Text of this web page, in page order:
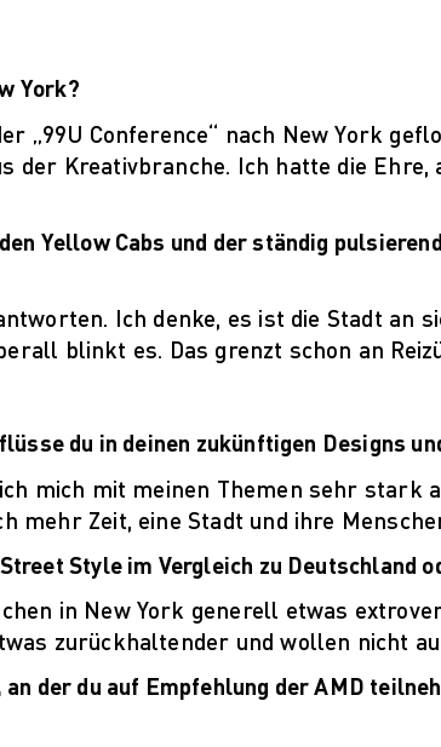
Alumni
Blog
Presse
York?
„99U Conference“ nach New York
der Kreativbranche. Ich hatte die Ehre,
Yellow Cabs und der ständig
Ich denke, es ist die Stadt an
blinkt es. Das grenzt schon an
du in deinen zukünftigen Designs
mich mit meinen Themen sehr stark
mehr Zeit, eine Stadt und ihre
Style im Vergleich zu Deutschland
in New York generell etwas
zurückhaltender und wollen nicht
an der du auf Empfehlung der AMD